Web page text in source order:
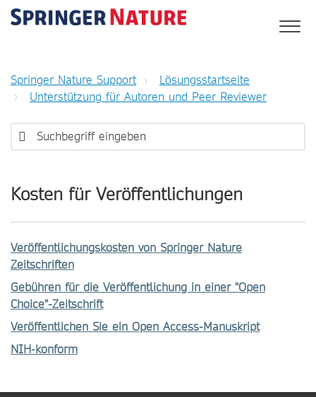
Springer Nature Support
Lösungsstartseite
Unterstützung für Autoren und Peer Reviewer
Kosten für Veröffentlichungen
Veröffentlichungskosten von Springer Nature
Zeitschriften
Gebühren für die Veröffentlichung in einer "Open
Choice"-Zeitschrift
Veröffentlichen Sie ein Open Access-Manuskript
NIH-konform